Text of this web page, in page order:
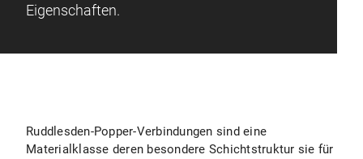
Eigenschaften.
Ruddlesden-Popper-Verbindungen sind eine
Materialklasse deren besondere Schichtstruktur sie für